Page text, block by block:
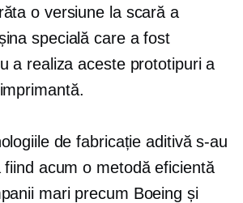
o versiune la scară a
specială care a fost
a realiza aceste prototipuri a
de fabricație aditivă s-au
acum o metodă eficientă
mari precum Boeing și